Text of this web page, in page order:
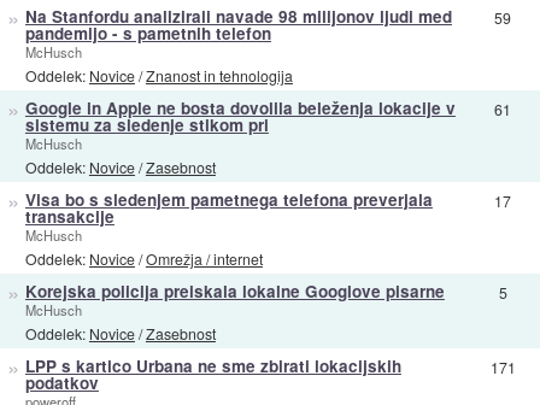
» Na Stanfordu analizirali navade 98 milijonov ljudi med
pandemijo - s pametnih telefon
McHusch
Oddelek: Novice/Znanost in tehnologija
59
» Google in Apple ne bosta dovolila beleženja lokacije v
sistemu za sledenje stikom pri
McHusch
Oddelek: Novice/Zasebnost
61
» Visa bo s sledenjem pametnega telefona preverjala
transakcije
McHusch
Oddelek: Novice/Omrežja / internet
17
» Korejska policija preiskala lokalne Googlove pisarne
McHusch
Oddelek: Novice/Zasebnost
5
» LPP s kartico Urbana ne sme zbirati lokacijskih
podatkov
171